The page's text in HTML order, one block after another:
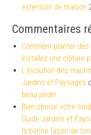
extension de maison
Commentaires
Comment planter
Installez une clôture
L'évolution des
Jardins et Paysages
beau jardin
Bien choisir votre
Guide Jardins et
la bonne façon de